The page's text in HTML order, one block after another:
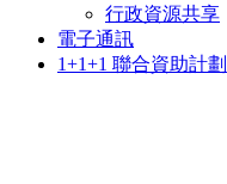
行政資源共享
電子通訊
1+1+1 聯合資助計劃